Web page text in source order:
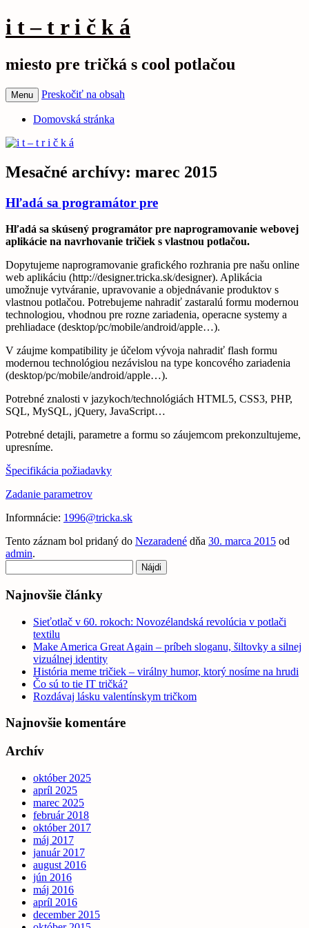
i t – t r i č k á
miesto pre tričká s cool potlačou
Menu Preskočiť na obsah
Domovská stránka
Mesačné archívy: marec 2015
Hľadá sa programátor pre
Hľadá sa skúsený programátor pre naprogramovanie webovej
aplikácie na navrhovanie tričiek s vlastnou potlačou.
Dopytujeme naprogramovanie grafického rozhrania pre našu online
web aplikáciu (http://designer.tricka.sk/designer). Aplikácia
umožnuje vytváranie, upravovanie a objednávanie produktov s
vlastnou potlačou. Potrebujeme nahradiť zastaralú formu modernou
technologiou, vhodnou pre rozne zariadenia, operacne systemy a
prehliadace (desktop/pc/mobile/android/apple…).
V záujme kompatibility je účelom vývoja nahradiť flash formu
modernou technológiou nezávislou na type koncového zariadenia
(desktop/pc/mobile/android/apple…).
Potrebné znalosti v jazykoch/technológiách HTML5, CSS3, PHP,
SQL, MySQL, jQuery, JavaScript…
Potrebné detajli, parametre a formu so záujemcom prekonzultujeme,
upresníme.
Špecifikácia požiadavky
Zadanie parametrov
Informnácie: 1996@tricka.sk
Tento záznam bol pridaný do Nezaradené dňa 30. marca 2015 od
admin.
Najnovšie články
Sieťotlač v 60. rokoch: Novozélandská revolúcia v potlači
textilu
Make America Great Again – príbeh sloganu, šiltovky a silnej
vizuálnej identity
História meme tričiek – virálny humor, ktorý nosíme na hrudi
Čo sú to tie IT tričká?
Rozdávaj lásku valentínskym tričkom
Najnovšie komentáre
Archív
október 2025
apríl 2025
marec 2025
február 2018
október 2017
máj 2017
január 2017
august 2016
jún 2016
máj 2016
apríl 2016
december 2015